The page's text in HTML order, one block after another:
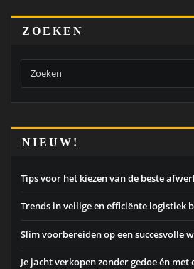
ZOEKEN
NIEUW!
Tips voor het kiezen van de beste
Trends in veilige en efficiënte logistiek
Slim voorbereiden op een succesvolle
Je jacht verkopen zonder gedoe én